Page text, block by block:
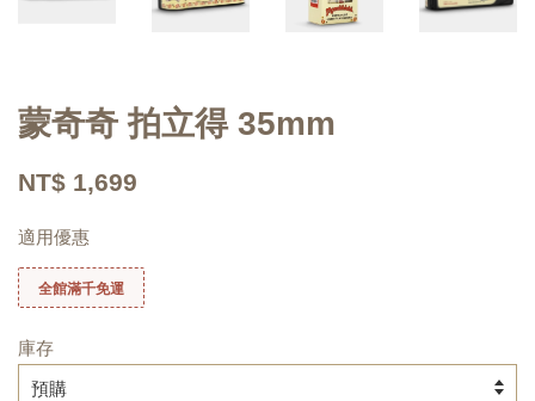
蒙奇奇 拍立得 35mm
NT$ 1,699
適用優惠
全館滿千免運
庫存